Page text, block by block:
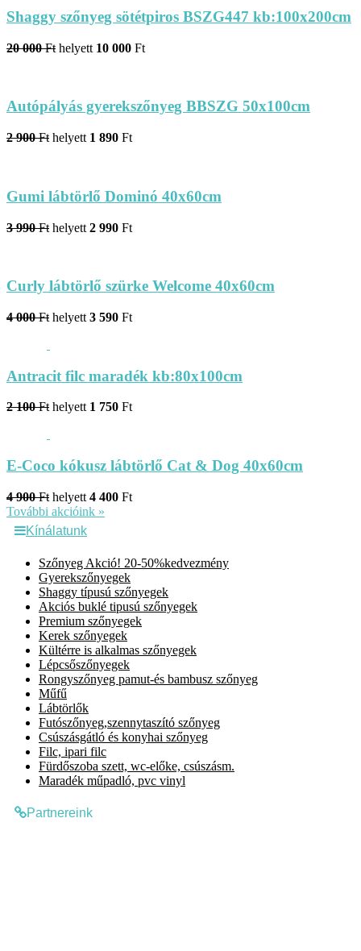
Shaggy szőnyeg sötétpiros BSZG447 kb:100x200cm
20 000 Ft helyett 10 000 Ft
Autópályás gyerekszőnyeg BBSZG 50x100cm
2 900 Ft helyett 1 890 Ft
Gumi lábtörlő Dominó 40x60cm
3 990 Ft helyett 2 990 Ft
Curly lábtörlő szürke Welcome 40x60cm
4 000 Ft helyett 3 590 Ft
Antracit filc maradék kb:80x100cm
2 100 Fthelyett 1 750 Ft
E-Coco kókusz lábtörlő Cat & Dog 40x60cm
4 900 Ft helyett 4 400 Ft
További akcióink »
Kínálatunk
Szőnyeg Akció! 20-50%kedvezmény
Gyerekszőnyegek
Shaggy típusú szőnyegek
Akciós buklé tipusú szőnyegek
Premium szőnyegek
Kerek szőnyegek
Kültérre is alkalmas szőnyegek
Lépcsőszőnyegek
Rongyszőnyeg pamut-és bambusz szőnyeg
Műfű
Lábtörlők
Futószőnyeg,szennytaszító szőnyeg
Csúszásgátló és konyhai szőnyeg
Filc, ipari filc
Fürdőszoba szett, wc-előke, csúszásm.
Maradék műpadló, pvc vinyl
Partnereink